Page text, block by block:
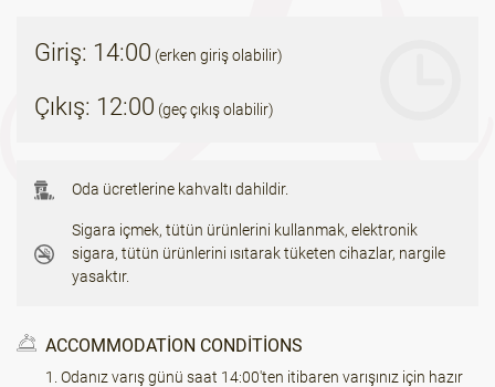
Giriş: 14:00 (erken giriş olabilir)
Çıkış: 12:00 (geç çıkış olabilir)
Oda ücretlerine kahvaltı dahildir.
Sigara içmek, tütün ürünlerini kullanmak, elektronik
sigara, tütün ürünlerini ısıtarak tüketen cihazlar, nargile
yasaktır.
ACCOMMODATION CONDITIONS
Odanız varış günü saat 14:00'ten itibaren varışınız için hazır